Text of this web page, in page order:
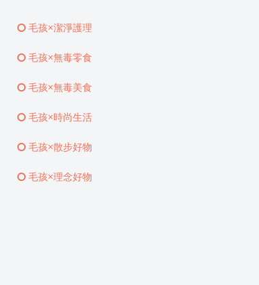
毛孩×潔淨護理
毛孩×無毒零食
毛孩×無毒美食
毛孩×時尚生活
毛孩×散步好物
毛孩×理念好物